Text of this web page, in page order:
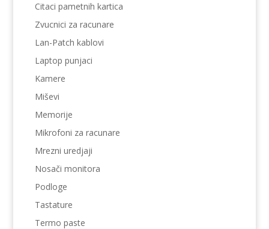
Citaci pametnih kartica
Zvucnici za racunare
Lan-Patch kablovi
Laptop punjaci
Kamere
Miševi
Memorije
Mikrofoni za racunare
Mrezni uredjaji
Nosači monitora
Podloge
Tastature
Termo paste